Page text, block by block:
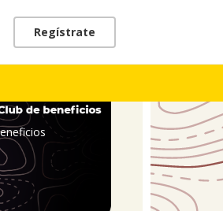
Regístrate